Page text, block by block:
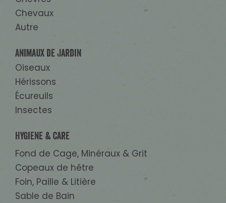
Chevaux
Autre
Animaux de Jardin
Oiseaux
Hérissons
Écureuils
Insectes
Hygiene & Care
Fond de Cage, Minéraux & Grit
Copeaux de hêtre
Foin, Paille & Litière
Sable de Bain